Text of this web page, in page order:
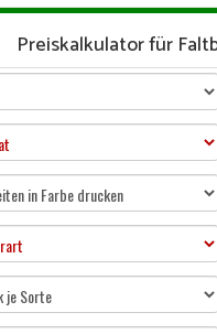
Preiskalkulator für